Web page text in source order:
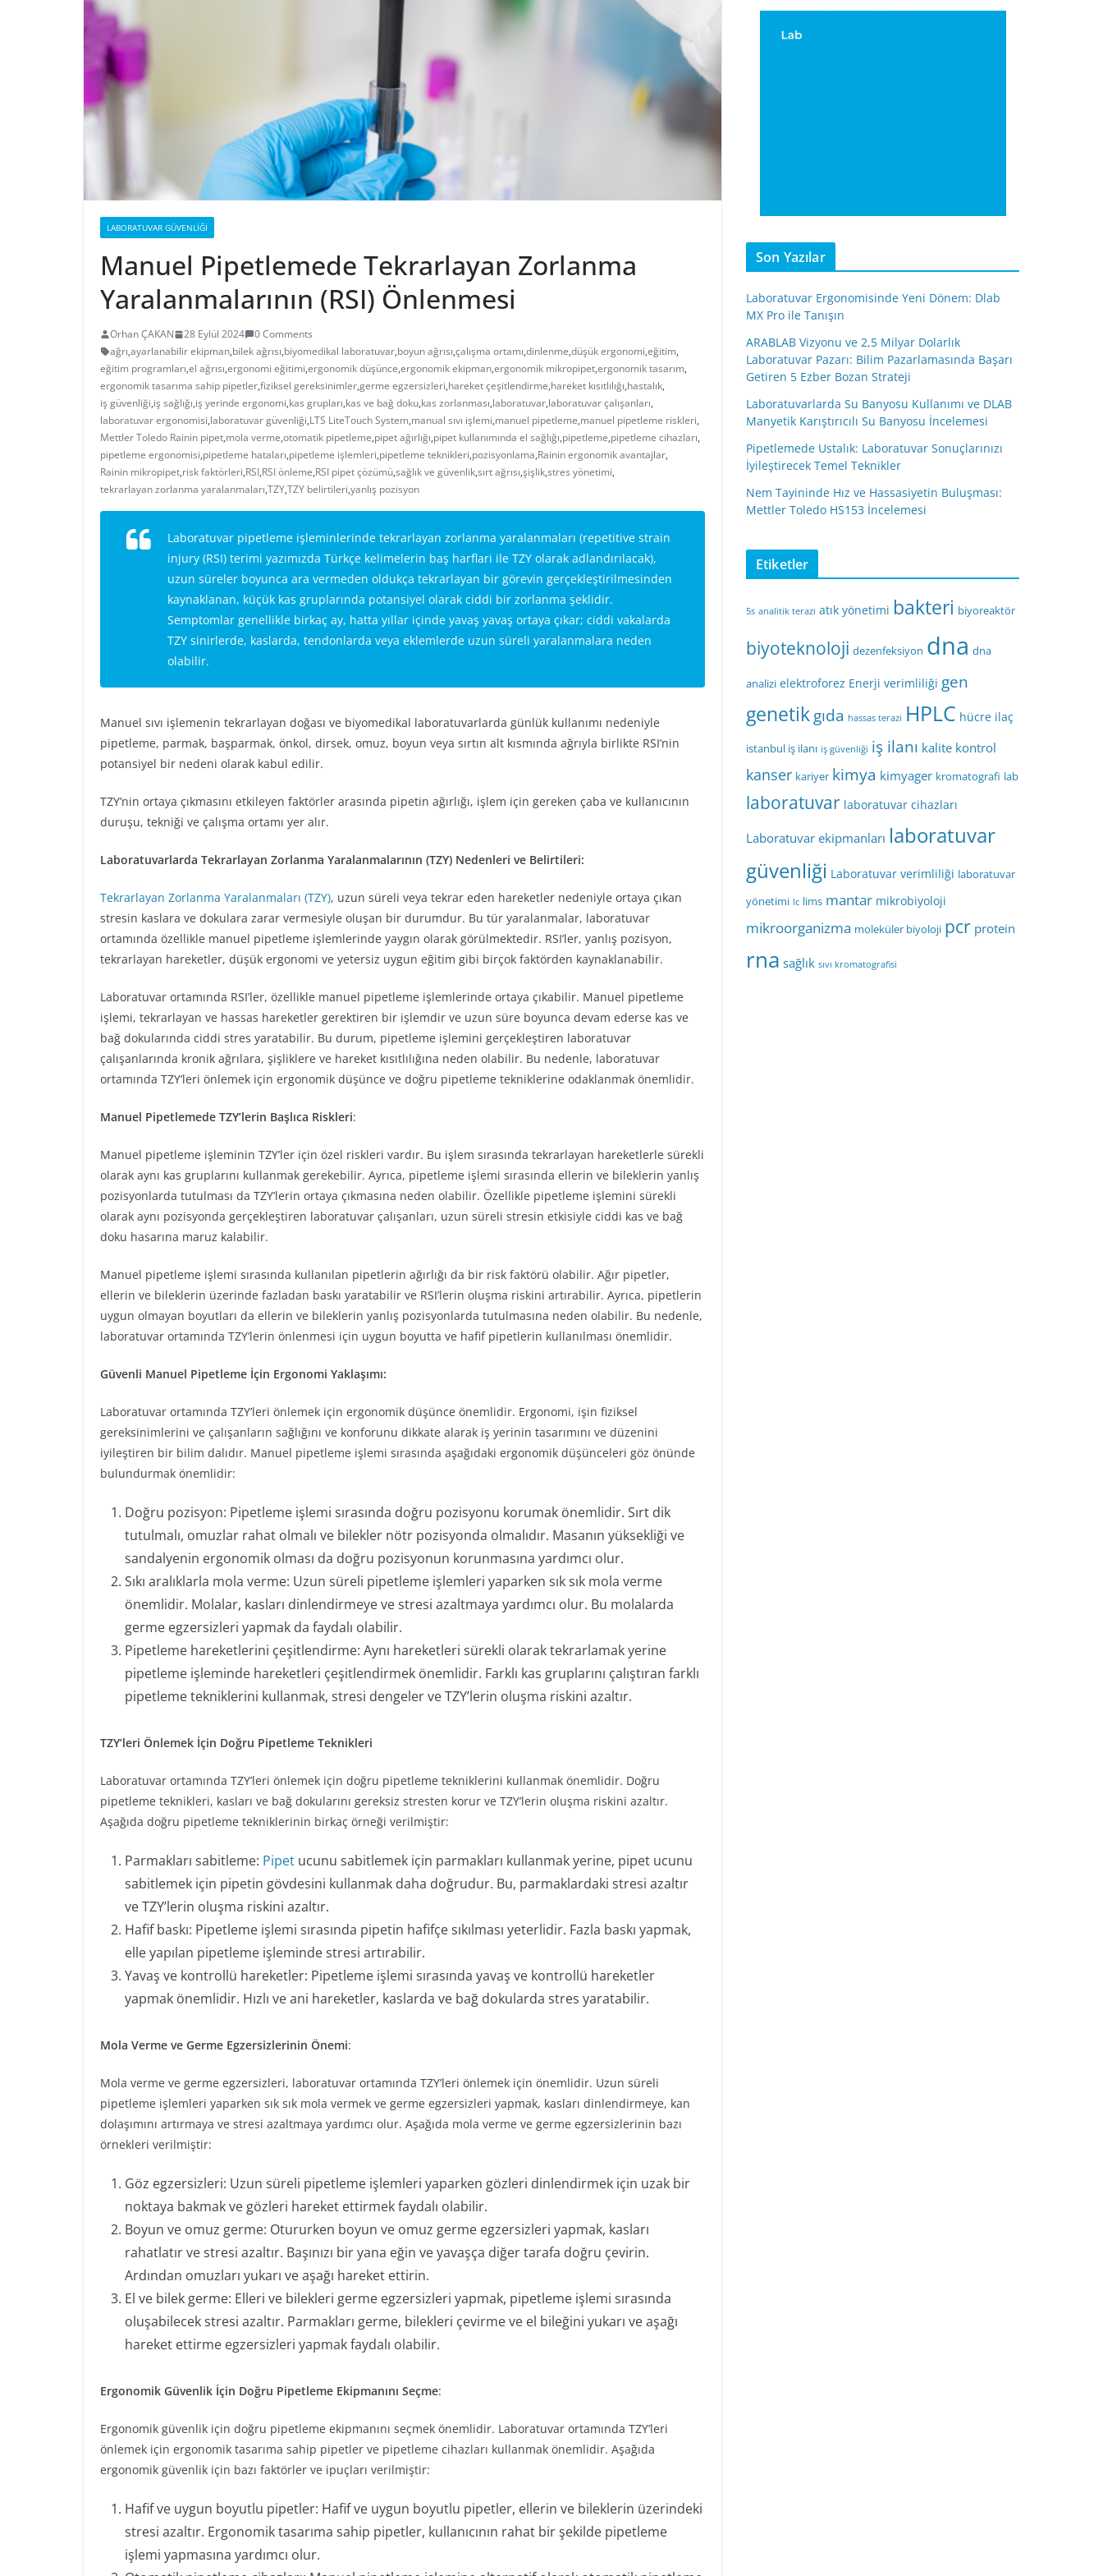
LABORATUVAR GÜVENLIĞI
Manuel Pipetlemede Tekrarlayan Zorlanma
Yaralanmalarının (RSI) Önlenmesi
Orhan ÇAKAN 28 Eylül 2024
0 Comments
ağrı,ayarlanabilir ekipman,bilek ağrısı,biyomedikal laboratuvar,boyun ağrısı,çalışma ortamı,dinlenme,düşük ergonomi,eğitim,
eğitim programları,el ağrısı,ergonomi eğitimi,ergonomik düşünce,ergonomik ekipman,ergonomik mikropipet,ergonomik tasarım,
ergonomik tasarıma sahip pipetler,fiziksel gereksinimler,germe egzersizleri,hareket çeşitlendirme,hareket kısıtlılığı,hastalık,
iş güvenliği,iş sağlığı,iş yerinde ergonomi,kas grupları,kas ve bağ doku,kas zorlanması,laboratuvar,laboratuvar çalışanları,
laboratuvar ergonomisi,laboratuvar güvenliği,LTS LiteTouch System,manual sıvı işlemi,manuel pipetleme,manuel pipetleme riskleri,
Mettler Toledo Rainin pipet,mola verme,otomatik pipetleme,pipet ağırlığı,pipet kullanımında el sağlığı,pipetleme,pipetleme cihazları,
pipetleme ergonomisi,pipetleme hataları,pipetleme işlemleri,pipetleme teknikleri,pozisyonlama,Rainin ergonomik avantajlar,
Rainin mikropipet,risk faktörleri,RSI,RSI önleme,RSI pipet çözümü,sağlık ve güvenlik,sırt ağrısı,şişlik,stres yönetimi,
tekrarlayan zorlanma yaralanmaları,TZY,TZY belirtileri,yanlış pozisyon
Laboratuvar pipetleme işleminlerinde tekrarlayan zorlanma yaralanmaları (repetitive strain
injury (RSI) terimi yazımızda Türkçe kelimelerin baş harflari ile TZY olarak adlandırılacak),
uzun süreler boyunca ara vermeden oldukça tekrarlayan bir görevin gerçekleştirilmesinden
kaynaklanan, küçük kas gruplarında potansiyel olarak ciddi bir zorlanma şeklidir.
Semptomlar genellikle birkaç ay, hatta yıllar içinde yavaş yavaş ortaya çıkar; ciddi vakalarda
TZY sinirlerde, kaslarda, tendonlarda veya eklemlerde uzun süreli yaralanmalara neden
olabilir.
Manuel sıvı işlemenin tekrarlayan doğası ve biyomedikal laboratuvarlarda günlük kullanımı nedeniyle
pipetleme, parmak, başparmak, önkol, dirsek, omuz, boyun veya sırtın alt kısmında ağrıyla birlikte RSI’nin
potansiyel bir nedeni olarak kabul edilir.
TZY’nin ortaya çıkmasını etkileyen faktörler arasında pipetin ağırlığı, işlem için gereken çaba ve kullanıcının
duruşu, tekniği ve çalışma ortamı yer alır.
Laboratuvarlarda Tekrarlayan Zorlanma Yaralanmalarının (TZY) Nedenleri ve Belirtileri:
Tekrarlayan Zorlanma Yaralanmaları (TZY), uzun süreli veya tekrar eden hareketler nedeniyle ortaya çıkan
stresin kaslara ve dokulara zarar vermesiyle oluşan bir durumdur. Bu tür yaralanmalar, laboratuvar
ortamında özellikle manuel pipetleme işlemlerinde yaygın olarak görülmektedir. RSI’ler, yanlış pozisyon,
tekrarlayan hareketler, düşük ergonomi ve yetersiz uygun eğitim gibi birçok faktörden kaynaklanabilir.
Laboratuvar ortamında RSI’ler, özellikle manuel pipetleme işlemlerinde ortaya çıkabilir. Manuel pipetleme
işlemi, tekrarlayan ve hassas hareketler gerektiren bir işlemdir ve uzun süre boyunca devam ederse kas ve
bağ dokularında ciddi stres yaratabilir. Bu durum, pipetleme işlemini gerçekleştiren laboratuvar
çalışanlarında kronik ağrılara, şişliklere ve hareket kısıtlılığına neden olabilir. Bu nedenle, laboratuvar
ortamında TZY’leri önlemek için ergonomik düşünce ve doğru pipetleme tekniklerine odaklanmak önemlidir.
Manuel Pipetlemede TZY’lerin Başlıca Riskleri:
Manuel pipetleme işleminin TZY’ler için özel riskleri vardır. Bu işlem sırasında tekrarlayan hareketlerle sürekli
olarak aynı kas gruplarını kullanmak gerekebilir. Ayrıca, pipetleme işlemi sırasında ellerin ve bileklerin yanlış
pozisyonlarda tutulması da TZY’lerin ortaya çıkmasına neden olabilir. Özellikle pipetleme işlemini sürekli
olarak aynı pozisyonda gerçekleştiren laboratuvar çalışanları, uzun süreli stresin etkisiyle ciddi kas ve bağ
doku hasarına maruz kalabilir.
Manuel pipetleme işlemi sırasında kullanılan pipetlerin ağırlığı da bir risk faktörü olabilir. Ağır pipetler,
ellerin ve bileklerin üzerinde fazladan baskı yaratabilir ve RSI’lerin oluşma riskini artırabilir. Ayrıca, pipetlerin
uygun olmayan boyutları da ellerin ve bileklerin yanlış pozisyonlarda tutulmasına neden olabilir. Bu nedenle,
laboratuvar ortamında TZY’lerin önlenmesi için uygun boyutta ve hafif pipetlerin kullanılması önemlidir.
Güvenli Manuel Pipetleme İçin Ergonomi Yaklaşımı:
Laboratuvar ortamında TZY’leri önlemek için ergonomik düşünce önemlidir. Ergonomi, işin fiziksel
gereksinimlerini ve çalışanların sağlığını ve konforunu dikkate alarak iş yerinin tasarımını ve düzenini
iyileştiren bir bilim dalıdır. Manuel pipetleme işlemi sırasında aşağıdaki ergonomik düşünceleri göz önünde
bulundurmak önemlidir:
Doğru pozisyon: Pipetleme işlemi sırasında doğru pozisyonu korumak önemlidir. Sırt dik
tutulmalı, omuzlar rahat olmalı ve bilekler nötr pozisyonda olmalıdır. Masanın yüksekliği ve
sandalyenin ergonomik olması da doğru pozisyonun korunmasına yardımcı olur.
Sıkı aralıklarla mola verme: Uzun süreli pipetleme işlemleri yaparken sık sık mola verme
önemlidir. Molalar, kasları dinlendirmeye ve stresi azaltmaya yardımcı olur. Bu molalarda
germe egzersizleri yapmak da faydalı olabilir.
Pipetleme hareketlerini çeşitlendirme: Aynı hareketleri sürekli olarak tekrarlamak yerine
pipetleme işleminde hareketleri çeşitlendirmek önemlidir. Farklı kas gruplarını çalıştıran farklı
pipetleme tekniklerini kullanmak, stresi dengeler ve TZY’lerin oluşma riskini azaltır.
TZY’leri Önlemek İçin Doğru Pipetleme Teknikleri
Laboratuvar ortamında TZY’leri önlemek için doğru pipetleme tekniklerini kullanmak önemlidir. Doğru
pipetleme teknikleri, kasları ve bağ dokularını gereksiz stresten korur ve TZY’lerin oluşma riskini azaltır.
Aşağıda doğru pipetleme tekniklerinin birkaç örneği verilmiştir:
Parmakları sabitleme: Pipet ucunu sabitlemek için parmakları kullanmak yerine, pipet ucunu
sabitlemek için pipetin gövdesini kullanmak daha doğrudur. Bu, parmaklardaki stresi azaltır
ve TZY’lerin oluşma riskini azaltır.
Hafif baskı: Pipetleme işlemi sırasında pipetin hafifçe sıkılması yeterlidir. Fazla baskı yapmak,
elle yapılan pipetleme işleminde stresi artırabilir.
Yavaş ve kontrollü hareketler: Pipetleme işlemi sırasında yavaş ve kontrollü hareketler
yapmak önemlidir. Hızlı ve ani hareketler, kaslarda ve bağ dokularda stres yaratabilir.
Mola Verme ve Germe Egzersizlerinin Önemi:
Mola verme ve germe egzersizleri, laboratuvar ortamında TZY’leri önlemek için önemlidir. Uzun süreli
pipetleme işlemleri yaparken sık sık mola vermek ve germe egzersizleri yapmak, kasları dinlendirmeye, kan
dolaşımını artırmaya ve stresi azaltmaya yardımcı olur. Aşağıda mola verme ve germe egzersizlerinin bazı
örnekleri verilmiştir:
Göz egzersizleri: Uzun süreli pipetleme işlemleri yaparken gözleri dinlendirmek için uzak bir
noktaya bakmak ve gözleri hareket ettirmek faydalı olabilir.
Boyun ve omuz germe: Otururken boyun ve omuz germe egzersizleri yapmak, kasları
rahatlatır ve stresi azaltır. Başınızı bir yana eğin ve yavaşça diğer tarafa doğru çevirin.
Ardından omuzları yukarı ve aşağı hareket ettirin.
El ve bilek germe: Elleri ve bilekleri germe egzersizleri yapmak, pipetleme işlemi sırasında
oluşabilecek stresi azaltır. Parmakları germe, bilekleri çevirme ve el bileğini yukarı ve aşağı
hareket ettirme egzersizleri yapmak faydalı olabilir.
Ergonomik Güvenlik İçin Doğru Pipetleme Ekipmanını Seçme:
Ergonomik güvenlik için doğru pipetleme ekipmanını seçmek önemlidir. Laboratuvar ortamında TZY’leri
önlemek için ergonomik tasarıma sahip pipetler ve pipetleme cihazları kullanmak önemlidir. Aşağıda
ergonomik güvenlik için bazı faktörler ve ipuçları verilmiştir:
Hafif ve uygun boyutlu pipetler: Hafif ve uygun boyutlu pipetler, ellerin ve bileklerin üzerindeki
stresi azaltır. Ergonomik tasarıma sahip pipetler, kullanıcının rahat bir şekilde pipetleme
işlemi yapmasına yardımcı olur.
Son Yazılar
Laboratuvar Ergonomisinde Yeni Dönem: Dlab
MX Pro ile Tanışın
ARABLAB Vizyonu ve 2,5 Milyar Dolarlık
Laboratuvar Pazarı: Bilim Pazarlamasında Başarı
Getiren 5 Ezber Bozan Strateji
Laboratuvarlarda Su Banyosu Kullanımı ve DLAB
Manyetik Karıştırıcılı Su Banyosu İncelemesi
Pipetlemede Ustalık: Laboratuvar Sonuçlarınızı
İyileştirecek Temel Teknikler
Nem Tayininde Hız ve Hassasiyetin Buluşması:
Mettler Toledo HS153 İncelemesi
Etiketler
5s analitik terazi atık yönetimi bakteri biyoreaktör
biyoteknoloji dezenfeksiyon dna dna
analizi elektroforez Enerji verimliliği gen
genetikgıda hassas terazi HPLC hücre ilaç
istanbul iş ilanı iş güvenliği iş ilanı kalite kontrol
kanser kariyer kimya kimyager kromatografi lab
laboratuvar laboratuvar cihazları
Laboratuvar ekipmanları laboratuvar
güvenliği Laboratuvar verimliliği laboratuvar
yönetimi lc lims mantar mikrobiyoloji
mikroorganizma moleküler biyoloji pcr protein
rna sağlık sıvı kromatografisi